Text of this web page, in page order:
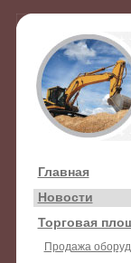
Главная
Новости
Торговая
Продажа